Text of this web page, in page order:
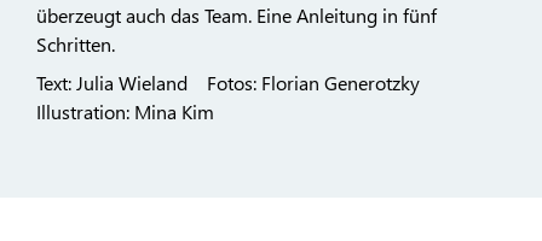
überzeugt auch das Team. Eine Anleitung in fünf
Schritten.
Text: Julia Wieland Fotos: Florian Generotzky
Illustration: Mina Kim